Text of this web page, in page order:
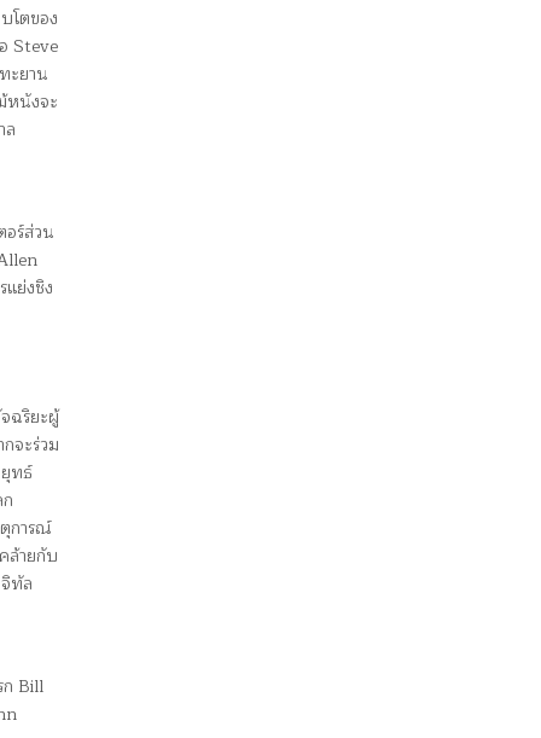
โตของ
Steve
ะยาน
หนังจะ
ล
ร์ส่วน
ย่งชิง
ฉริยะผู้
จะร่วม
ทธ์
การณ์
ล้ายกับ
ทัล
ก Bill